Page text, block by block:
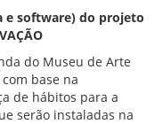
e software) do projeto
do Museu de Arte
base na
de hábitos para a
serão instaladas na